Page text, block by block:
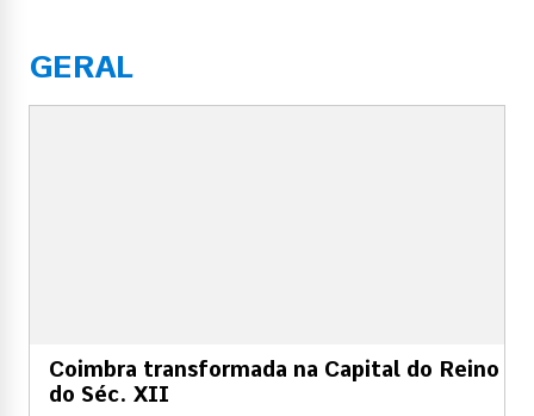
GERAL
Coimbra transformada na Capital do Reino
do Séc. XII